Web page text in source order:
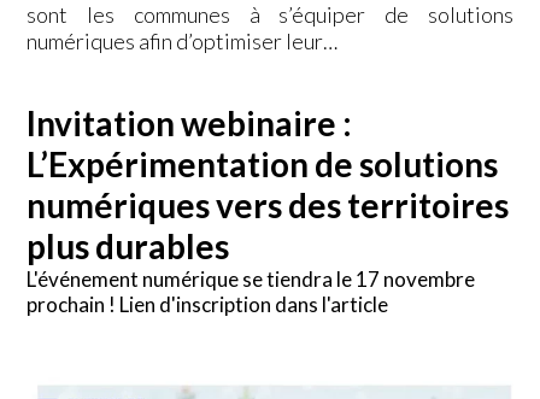
sont les communes à s’équiper de solutions
numériques afin d’optimiser leur…
Invitation webinaire :
L’Expérimentation de solutions
numériques vers des territoires
plus durables
L'événement numérique se tiendra le 17 novembre
prochain ! Lien d'inscription dans l'article